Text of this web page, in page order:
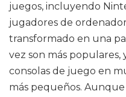
juegos, incluyendo
jugadores de
transformado en una
vez son más
consolas de juego en
más pequeños.